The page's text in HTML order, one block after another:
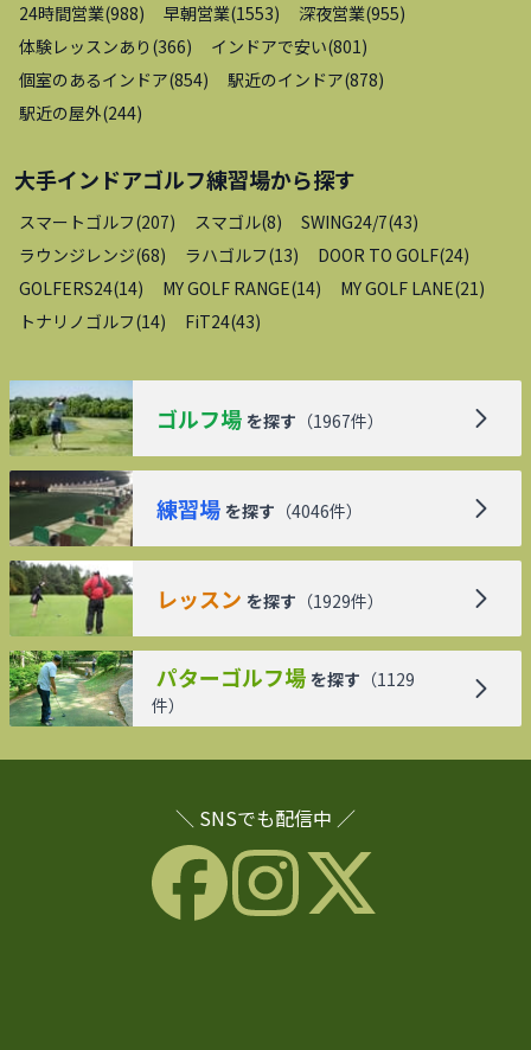
24時間営業(988) 早朝営業(1553) 深夜営業(955)
体験レッスンあり (366) インドアで安い(801)
個室のあるインドア(854) 駅近のインドア(878)
駅近の屋外(244)
大手インドアゴルフ練習場から探す
スマートゴルフ(207) スマゴル(8) SWING24/7(43)
ラウンジレンジ(68) ラハゴルフ(13) DOOR TO GOLF(24)
GOLFERS24(14) MY GOLF RANGE(14) MY GOLF LANE(21)
トナリノゴルフ(14) FiT24(43)
ゴルフ場 を探す （1967件）
練習場 を探す （4046件）
レッスン を探す （1929件）
パターゴルフ場 を探す （1129
件）
＼ SNSでも配信中 ／